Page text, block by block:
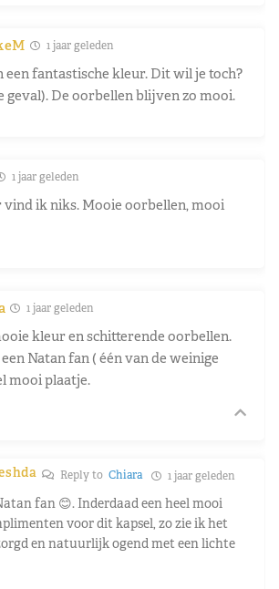
1 jaar geleden
een fantastische kleur. Dit wil je toch?
geval). De oorbellen blijven zo mooi.
1 jaar geleden
vind ik niks. Mooie oorbellen, mooi
1 jaar geleden
kleur en schitterende oorbellen.
Natan fan ( één van de weinige
mooi plaatje.
Reply to Chiara 1 jaar geleden
fan 😊. Inderdaad een heel mooi
voor dit kapsel, zo zie ik het
en natuurlijk ogend met een lichte